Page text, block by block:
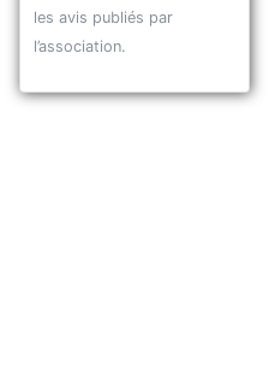
les avis publiés par
l’association.